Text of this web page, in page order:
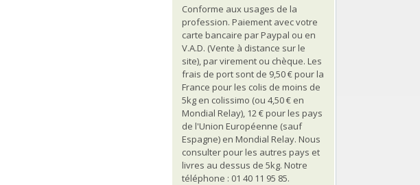
Conforme aux usages de la
profession. Paiement avec votre
carte bancaire par Paypal ou en
V.A.D. (Vente à distance sur le
site), par virement ou chèque. Les
frais de port sont de 9,50 € pour la
France pour les colis de moins de
5kg en colissimo (ou 4,50 € en
Mondial Relay), 12 € pour les pays
de l'Union Européenne (sauf
Espagne) en Mondial Relay. Nous
consulter pour les autres pays et
livres au dessus de 5kg. Notre
téléphone : 01 40 11 95 85.